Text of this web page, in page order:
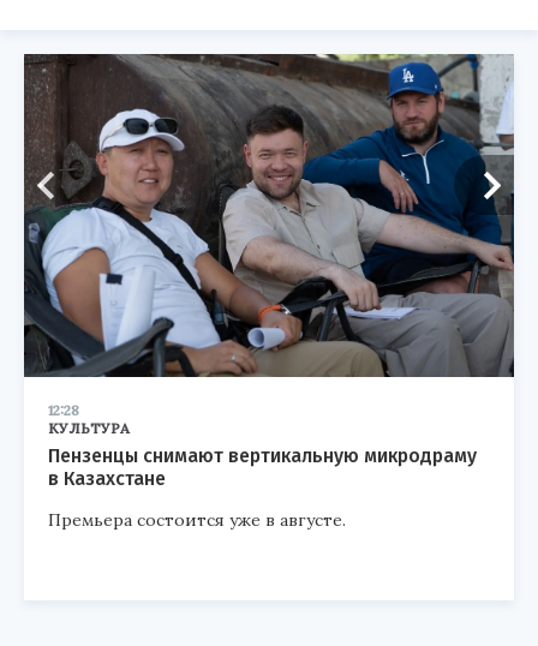
12:28
КУЛЬТУРА
Пензенцы снимают вертикальную микродраму
в Казахстане
Премьера состоится уже в августе.